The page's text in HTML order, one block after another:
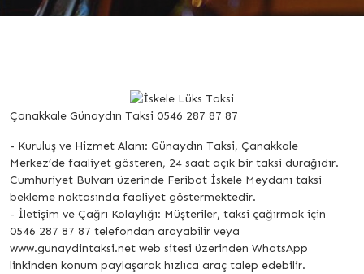
Çanakkale Günaydın Taksi 0546 287 87 87
- Kuruluş ve Hizmet Alanı: Günaydın Taksi, Çanakkale
Merkez’de faaliyet gösteren, 24 saat açık bir taksi durağıdır.
Cumhuriyet Bulvarı üzerinde Feribot İskele Meydanı taksi
bekleme noktasında faaliyet göstermektedir.
- İletişim ve Çağrı Kolaylığı: Müşteriler, taksi çağırmak için
0546 287 87 87 telefondan arayabilir veya
www.gunaydintaksi.net web sitesi üzerinden WhatsApp
linkinden konum paylaşarak hızlıca araç talep edebilir.